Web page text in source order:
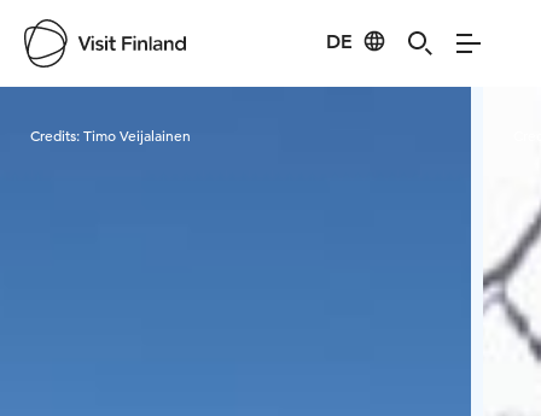
DE
Credits:Timo Veijalainen